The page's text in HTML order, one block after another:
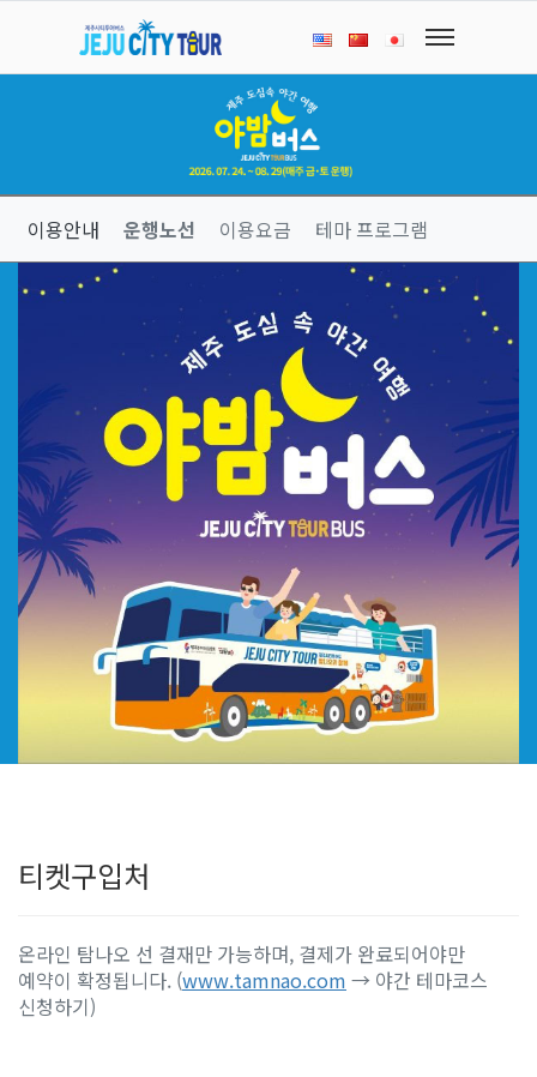
이용안내 운행노선 이용요금 테마 프로그램
티켓구입처
온라인 탐나오 선 결재만 가능하며, 결제가 완료되어야만
예약이 확정됩니다. (www.tamnao.com → 야간 테마코스
신청하기)